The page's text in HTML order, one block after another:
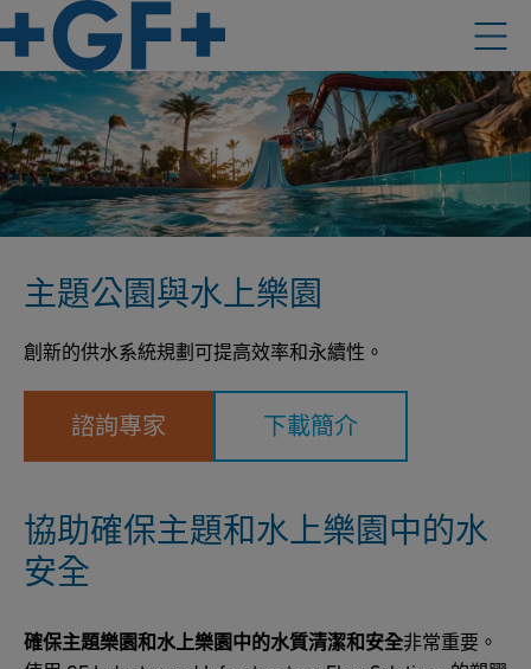
主題公園與水上樂園
創新的供水系統規劃可提高效率和永續性。
諮詢專家 下載簡介
協助確保主題和水上樂園中的水
安全
確保主題樂園和水上樂園中的水質清潔和安全非常重要。